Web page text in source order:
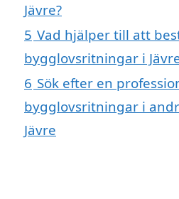
Jävre?
5 Vad hjälper till att
bygglovsritningar i
6 Sök efter en
bygglovsritningar i
Jävre